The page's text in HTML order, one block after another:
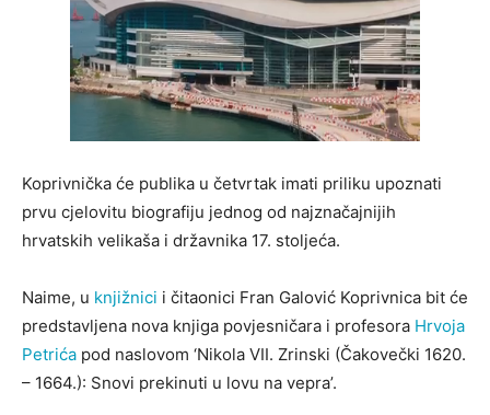
Koprivnička će publika u četvrtak imati priliku upoznati
prvu cjelovitu biografiju jednog od najznačajnijih
hrvatskih velikaša i državnika 17. stoljeća.
Naime, u knjižnici i čitaonici Fran Galović Koprivnica bit će
predstavljena nova knjiga povjesničara i profesora Hrvoja
Petrića pod naslovom ‘Nikola VII. Zrinski (Čakovečki 1620.
– 1664.): Snovi prekinuti u lovu na vepra’.